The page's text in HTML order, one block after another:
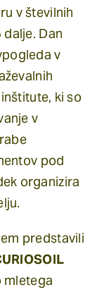
v številnih
Dan
v
ki so
v
pod
organizira
predstavili
mletega